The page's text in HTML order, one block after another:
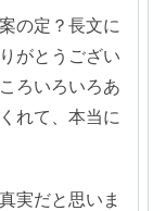
の定？長文に
がとうござい
ろいろいろあ
れて、本当に
実だと思いま